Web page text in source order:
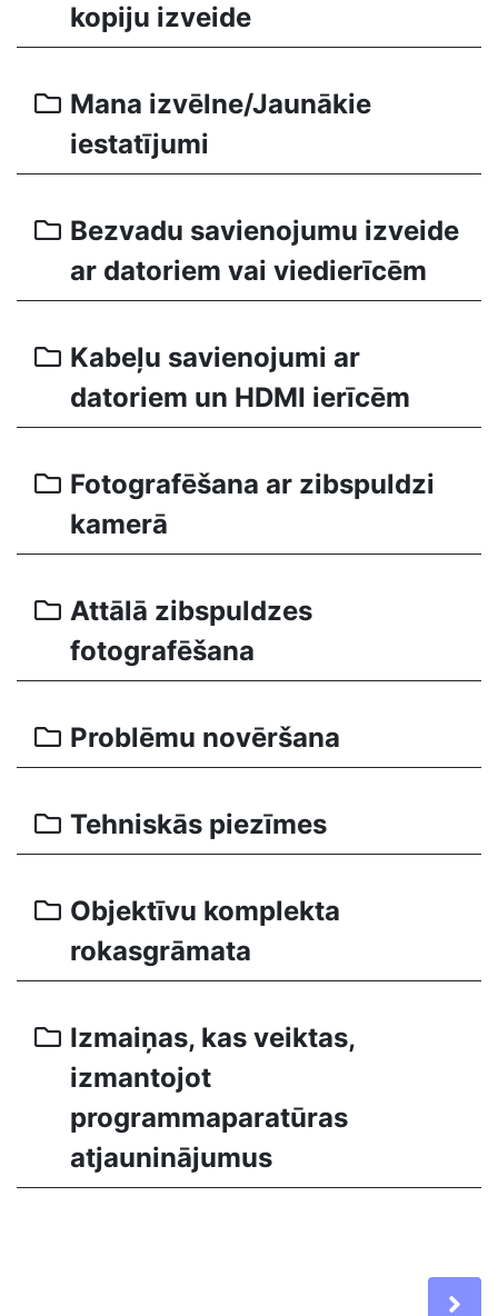
kopiju izveide
Mana izvēlne/Jaunākie
iestatījumi
Bezvadu savienojumu izveide
ar datoriem vai viedierīcēm
Kabeļu savienojumi ar
datoriem un HDMI ierīcēm
Fotografēšana ar zibspuldzi
kamerā
Attālā zibspuldzes
fotografēšana
Problēmu novēršana
Tehniskās piezīmes
Objektīvu komplekta
rokasgrāmata
Izmaiņas, kas veiktas,
izmantojot
programmaparatūras
atjauninājumus